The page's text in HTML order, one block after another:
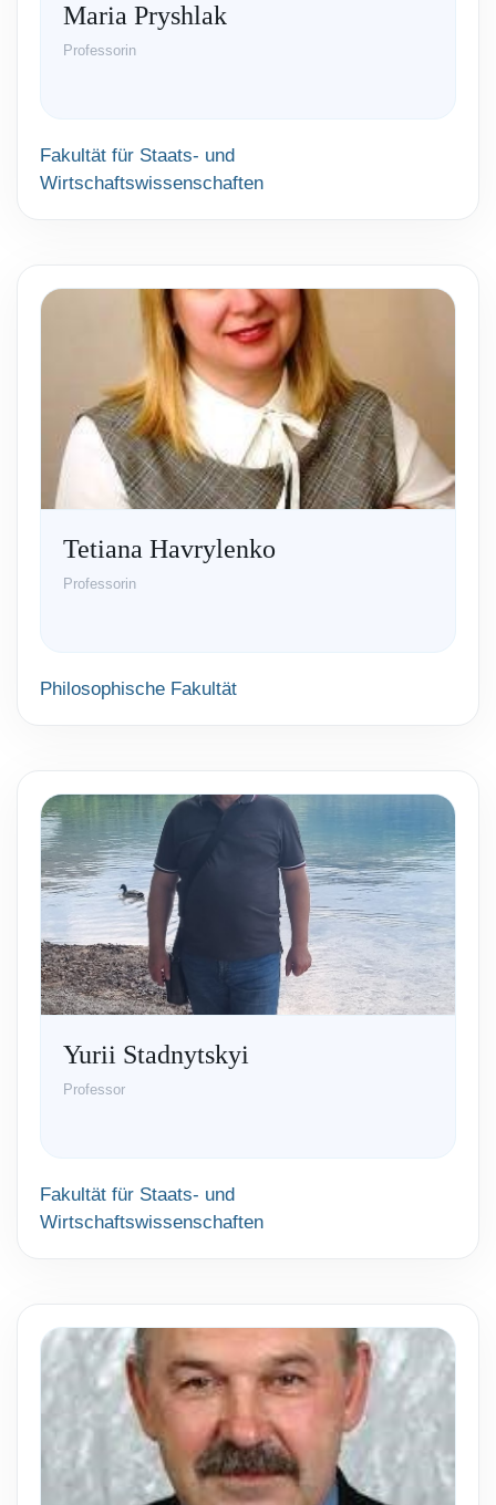
Maria Pryshlak
Professorin
Fakultät für Staats- und
Wirtschaftswissenschaften
Tetiana Havrylenko
Professorin
Philosophische Fakultät
Yurii Stadnytskyi
Professor
Fakultät für Staats- und
Wirtschaftswissenschaften